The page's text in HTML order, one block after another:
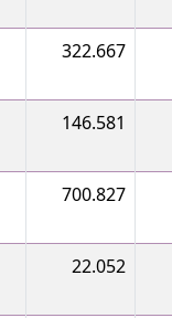
322.667
146.581
700.827
22.052